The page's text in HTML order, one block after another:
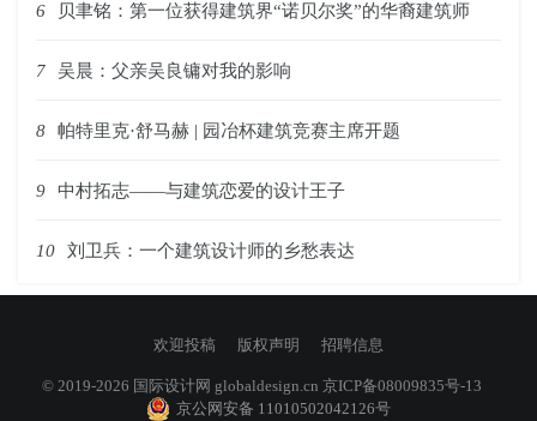
6 贝聿铭：第一位获得建筑界“诺贝尔奖”的华裔建筑师
7 吴晨：父亲吴良镛对我的影响
8 帕特里克·舒马赫 | 园冶杯建筑竞赛主席开题
9 中村拓志——与建筑恋爱的设计王子
10 刘卫兵：一个建筑设计师的乡愁表达
欢迎投稿 版权声明 招聘信息
© 2019-2026 国际设计网 globaldesign.cn 京ICP备08009835号-13
京公网安备 11010502042126号